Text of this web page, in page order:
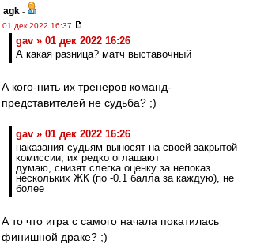
agk -
01 дек 2022 16:37
gav » 01 дек 2022 16:26
А какая разница? матч выставочный
А кого-нить их тренеров команд-
представителей не судьба? ;)
gav » 01 дек 2022 16:26
наказания судьям выносят на своей закрытой
комиссии, их редко оглашают
думаю, снизят слегка оценку за непоказ
нескольких ЖК (по -0.1 балла за каждую), не
более
А то что игра с самого начала покатилась
финишной драке? ;)